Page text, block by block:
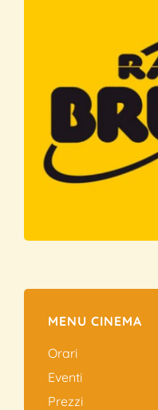
MENU CINEMA
Orari
Eventi
Prezzi